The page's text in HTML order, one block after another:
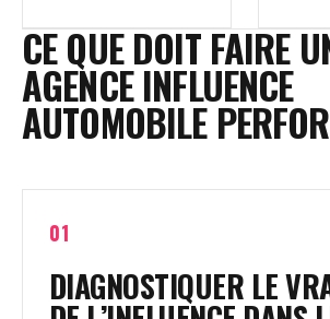
CE QUE DOIT FAIRE
AGENCE INFLUENCE
AUTOMOBILE
01
DIAGNOSTIQUER LE